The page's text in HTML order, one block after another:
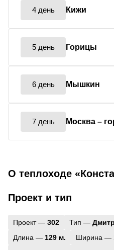
4 день Кижи
5 день Горицы
6 день Мышкин
7 день Москва –
О теплоходе
Проект и тип
Проект — 302 Тип —
Длина — 129 м. Ширина —